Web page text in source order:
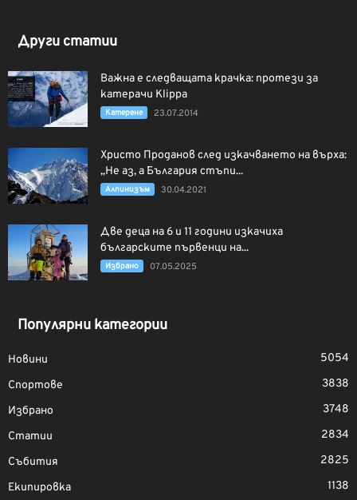
Други статии
Важна е следващата крачка: протези за
катерачи Klippa
Катерене 23.07.2014
Христо Проданов след изкачването на върха:
„Не аз, а България стъпи...
Алпинизъм 30.04.2021
Две деца на 6 и 11 години изкачиха
българските първенци на...
Избрано 07.05.2025
Популярни категории
Новини
5054
Спортове
3838
Избрано
3748
Статии
2834
Събития
2825
Екипировка
1138